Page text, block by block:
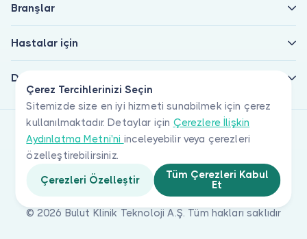
Çerez Tercihlerinizi Seçin
Sitemizde size en iyi hizmeti sunabilmek için çerez
kullanılmaktadır. Detaylar için Çerezlere İlişkin
Aydınlatma Metni'ni inceleyebilir veya çerezleri
özelleştirebilirsiniz.
Çerezleri Özelleştir
Tüm Çerezleri Kabul
Et
Branşlar
Hastalar için
Doktorlar için
© 2026 Bulut Klinik Teknoloji A.Ş. Tüm hakları saklıdır